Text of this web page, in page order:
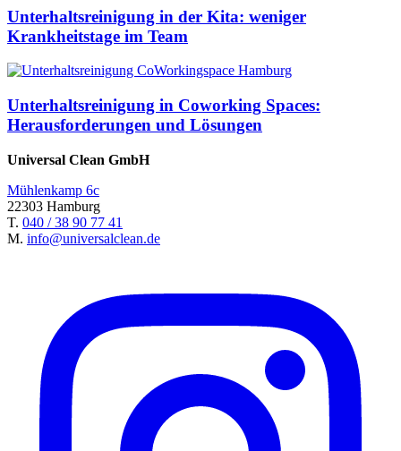
Unterhaltsreinigung in der Kita: weniger
Krankheitstage im Team
Unterhaltsreinigung in Coworking Spaces:
Herausforderungen und Lösungen
Universal Clean GmbH
Mühlenkamp 6c
22303 Hamburg
T. 040 / 38 90 77 41
M. info@universalclean.de